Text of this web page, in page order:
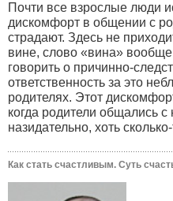
Почти все взрослые люди
дискомфорт в общении с
страдают. Здесь не
вине, слово «вина»
говорить о причинно-
ответственность за это
родителях. Этот
когда родители общались
назидательно, хоть
Как стать счастливым. Суть